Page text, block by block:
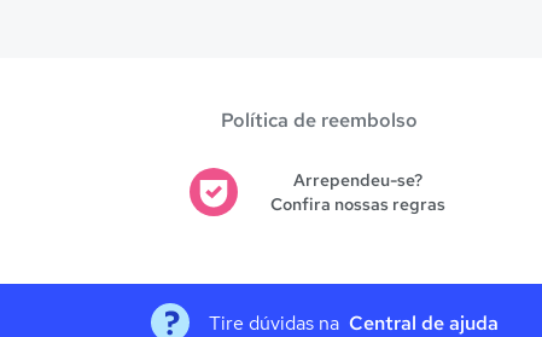
Política de reembolso
Arrependeu-se?
Confira nossas regras
Tire dúvidas na Central de ajuda